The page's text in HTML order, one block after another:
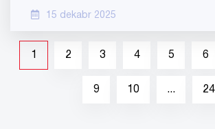
15 dekabr 2025
1 2 3 4 5 6
9 10 ... 24